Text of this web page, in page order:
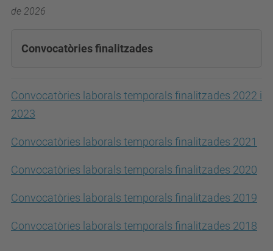
de 2026
Convocatòries finalitzades
Convocatòries laborals temporals finalitzades 2022 i
2023
Convocatòries laborals temporals finalitzades 2021
Convocatòries laborals temporals finalitzades 2020
Convocatòries laborals temporals finalitzades 2019
Convocatòries laborals temporals finalitzades 2018